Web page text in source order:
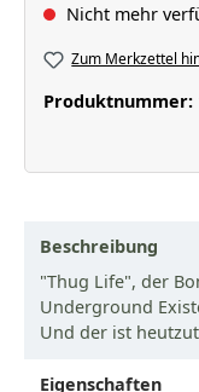
Nicht mehr
Zum Merkzettel
Produktnummer:
Beschreibung
"Thug Life", der
Underground
Und der ist
Eigenschaften